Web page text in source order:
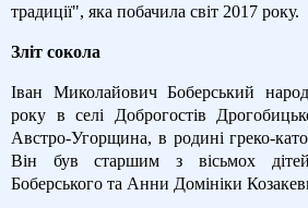
традиції", яка побачила світ 2017 року.
Зліт сокола
Іван Миколайович Боберський
року в селі Доброгостів
Австро-Угорщина, в родині греко-
Він був старшим з вісьмох
Боберського та Анни Домініки